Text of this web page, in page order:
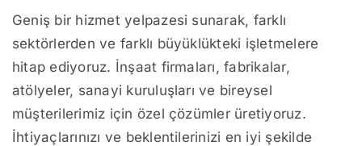
Geniş bir hizmet yelpazesi sunarak, farklı
sektörlerden ve farklı büyüklükteki işletmelere
hitap ediyoruz. İnşaat firmaları, fabrikalar,
atölyeler, sanayi kuruluşları ve bireysel
müşterilerimiz için özel çözümler üretiyoruz.
İhtiyaçlarınızı ve beklentilerinizi en iyi şekilde